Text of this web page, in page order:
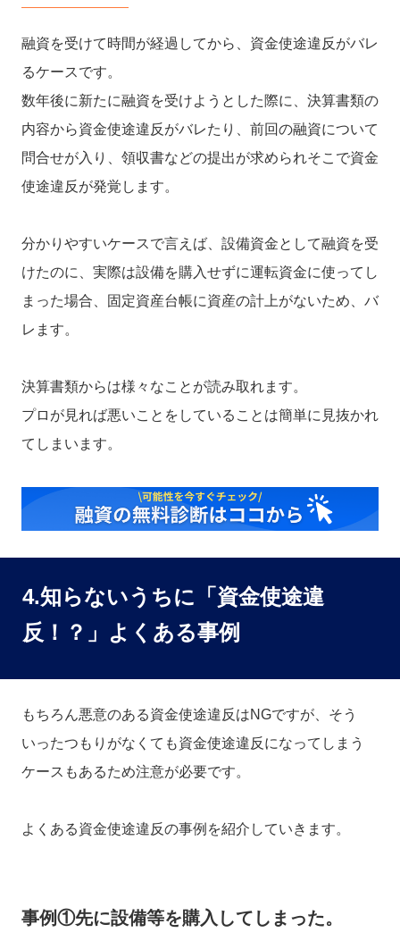
融資を受けて時間が経過してから、資金使途違反がバレ
るケースです。
数年後に新たに融資を受けようとした際に、決算書類の
内容から資金使途違反がバレたり、前回の融資について
問合せが入り、領収書などの提出が求められそこで資金
使途違反が発覚します。
分かりやすいケースで言えば、設備資金として融資を受
けたのに、実際は設備を購入せずに運転資金に使ってし
まった場合、固定資産台帳に資産の計上がないため、バ
レます。
決算書類からは様々なことが読み取れます。
プロが見れば悪いことをしていることは簡単に見抜かれ
てしまいます。
4.知らないうちに「資金使途違
反！？」よくある事例
もちろん悪意のある資金使途違反はNGですが、そう
いったつもりがなくても資金使途違反になってしまう
ケースもあるため注意が必要です。
よくある資金使途違反の事例を紹介していきます。
事例①先に設備等を購入してしまった。